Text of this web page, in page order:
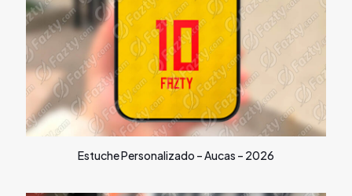
Estuche Personalizado – Aucas – 2026